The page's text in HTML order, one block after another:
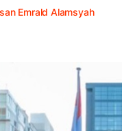
Emrald Alamsyah